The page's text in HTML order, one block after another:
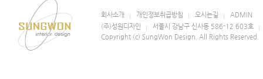
회사소개 개인정보취급방침 오시는길
ADMIN
(주)성원디자인
서울시 강남구 신사동 586-12 603호
Copyright (c) SungWon Design. All Rights Reserved.